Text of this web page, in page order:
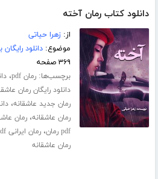
دانلود کتاب رمان آخته
از:زهرا حیاتی
موضوع:دانلود
۳۶۹ صفحه
برچسب‌ها:رمان pdf ،
دانلود رایگان رمان
رمان جدید عاشقانه،
رمان عاشقانه،رمان
pdf رمان
،رمان ایرانی pdf
رمان عاشقانه